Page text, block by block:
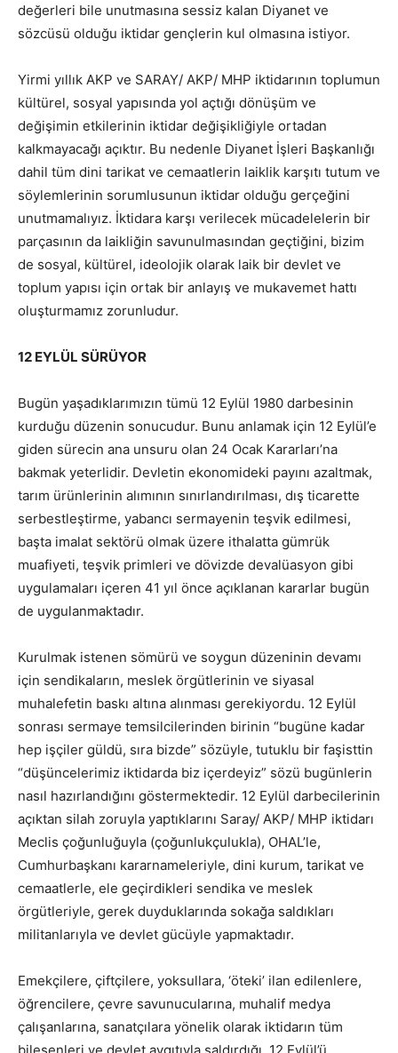
değerleri bile unutmasına sessiz kalan Diyanet ve
sözcüsü olduğu iktidar gençlerin kul olmasına istiyor.
Yirmi yıllık AKP ve SARAY/ AKP/ MHP iktidarının toplumun
kültürel, sosyal yapısında yol açtığı dönüşüm ve
değişimin etkilerinin iktidar değişikliğiyle ortadan
kalkmayacağı açıktır. Bu nedenle Diyanet İşleri Başkanlığı
dahil tüm dini tarikat ve cemaatlerin laiklik karşıtı tutum ve
söylemlerinin sorumlusunun iktidar olduğu gerçeğini
unutmamalıyız. İktidara karşı verilecek mücadelelerin bir
parçasının da laikliğin savunulmasından geçtiğini, bizim
de sosyal, kültürel, ideolojik olarak laik bir devlet ve
toplum yapısı için ortak bir anlayış ve mukavemet hattı
oluşturmamız zorunludur.
12 EYLÜL SÜRÜYOR
Bugün yaşadıklarımızın tümü 12 Eylül 1980 darbesinin
kurduğu düzenin sonucudur. Bunu anlamak için 12 Eylül’e
giden sürecin ana unsuru olan 24 Ocak Kararları’na
bakmak yeterlidir. Devletin ekonomideki payını azaltmak,
tarım ürünlerinin alımının sınırlandırılması, dış ticarette
serbestleştirme, yabancı sermayenin teşvik edilmesi,
başta imalat sektörü olmak üzere ithalatta gümrük
muafiyeti, teşvik primleri ve dövizde devalüasyon gibi
uygulamaları içeren 41 yıl önce açıklanan kararlar bugün
de uygulanmaktadır.
Kurulmak istenen sömürü ve soygun düzeninin devamı
için sendikaların, meslek örgütlerinin ve siyasal
muhalefetin baskı altına alınması gerekiyordu. 12 Eylül
sonrası sermaye temsilcilerinden birinin “bugüne kadar
hep işçiler güldü, sıra bizde” sözüyle, tutuklu bir faşisttin
“düşüncelerimiz iktidarda biz içerdeyiz” sözü bugünlerin
nasıl hazırlandığını göstermektedir. 12 Eylül darbecilerinin
açıktan silah zoruyla yaptıklarını Saray/ AKP/ MHP iktidarı
Meclis çoğunluğuyla (çoğunlukçulukla), OHAL’le,
Cumhurbaşkanı kararnameleriyle, dini kurum, tarikat ve
cemaatlerle, ele geçirdikleri sendika ve meslek
örgütleriyle, gerek duyduklarında sokağa saldıkları
militanlarıyla ve devlet gücüyle yapmaktadır.
Emekçilere, çiftçilere, yoksullara, ‘öteki’ ilan edilenlere,
öğrencilere, çevre savunucularına, muhalif medya
çalışanlarına, sanatçılara yönelik olarak iktidarın tüm